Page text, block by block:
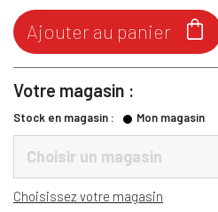

Ajouter au panier
Votre magasin :
Stock en magasin : Mon magasin
Choisir un magasin
Choisissez votre magasin